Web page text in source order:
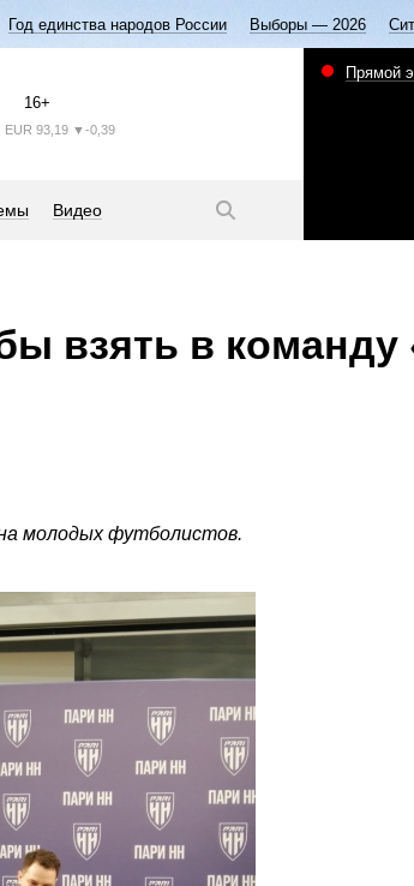
Год единства народов России Выборы — 2026
16+
EUR 93,19 ▼-0,39
Видео
Прямой
взять в команду
молодых футболистов.